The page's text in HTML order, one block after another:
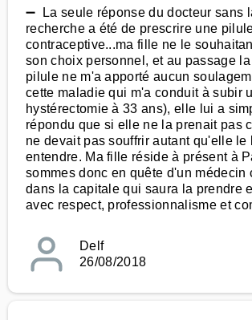
➖ La seule réponse du docteur sans
recherche a été de prescrire une
contraceptive...ma fille ne le
son choix personnel, et au passage
pilule ne m'a apporté aucun
cette maladie qui m'a conduit à subir
hystérectomie à 33 ans), elle lui a
répondu que si elle ne la prenait pas
ne devait pas souffrir autant qu'elle le
entendre. Ma fille réside à présent à
sommes donc en quête d'un médecin
dans la capitale qui saura la prendre
avec respect, professionnalisme et
Delf
26/08/2018